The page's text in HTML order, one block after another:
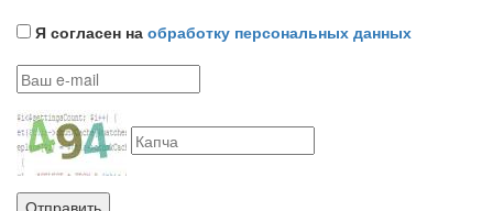
Я согласен на обработку персональных данных
Отправить